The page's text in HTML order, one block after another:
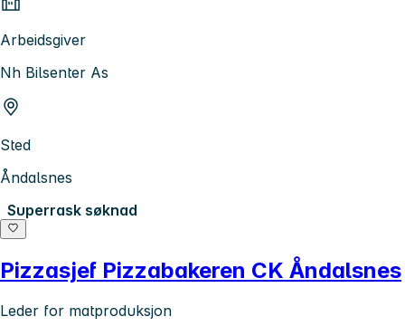
Arbeidsgiver
Nh Bilsenter As
Sted
Åndalsnes
Superrask søknad
Pizzasjef Pizzabakeren CK Åndalsnes
Leder for matproduksjon